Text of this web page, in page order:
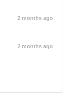
2 months ago
2 months ago